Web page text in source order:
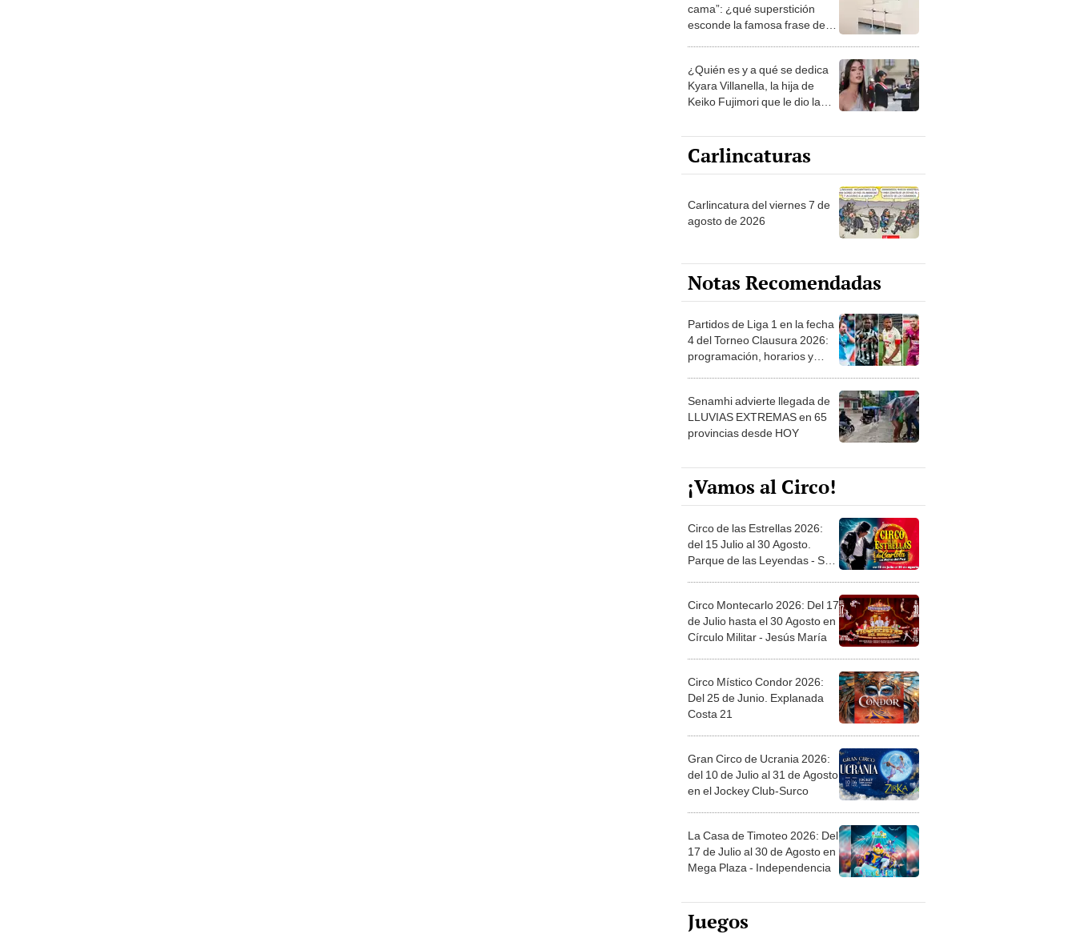
cama”: ¿qué superstición
esconde la famosa frase de
¿Quién es y a qué se dedica
Kyara Villanella, la hija de
Keiko Fujimori que le dio la
Carlincaturas
Carlincatura del viernes 7 de
agosto de 2026
Notas Recomendadas
Partidos de Liga 1 en la fecha
4 del Torneo Clausura 2026:
programación, horarios y
Senamhi advierte llegada de
LLUVIAS EXTREMAS en 65
provincias desde HOY
¡Vamos al Circo!
Circo de las Estrellas 2026:
del 15 Julio al 30 Agosto.
Parque de las Leyendas - San
Circo Montecarlo 2026: Del 17
de Julio hasta el 30 Agosto en
Círculo Militar - Jesús María
Circo Místico Condor 2026:
Del 25 de Junio. Explanada
Costa 21
Gran Circo de Ucrania 2026:
del 10 de Julio al 31 de Agosto
en el Jockey Club-Surco
La Casa de Timoteo 2026: Del
17 de Julio al 30 de Agosto en
Mega Plaza - Independencia
Juegos